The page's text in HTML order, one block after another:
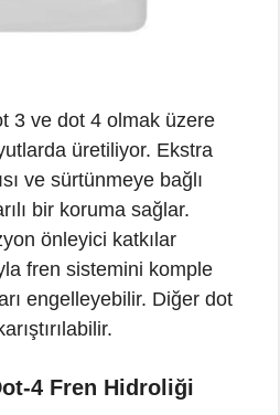
3 ve dot 4 olmak üzere
üretiliyor. Ekstra
ve sürtünmeye bağlı
bir koruma sağlar.
önleyici katkılar
fren sistemini komple
engelleyebilir. Diğer dot
4 Fren Hidroliği